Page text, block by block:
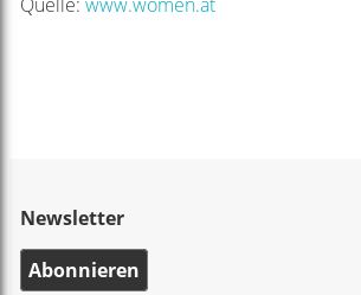
Newsletter
Abonnieren